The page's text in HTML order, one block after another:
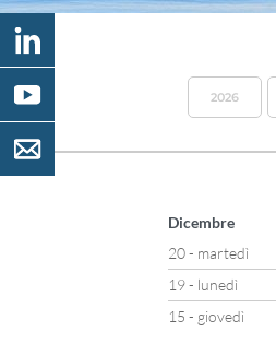
2026
Dicembre
20 - martedì
19 - lunedì
15 - giovedì